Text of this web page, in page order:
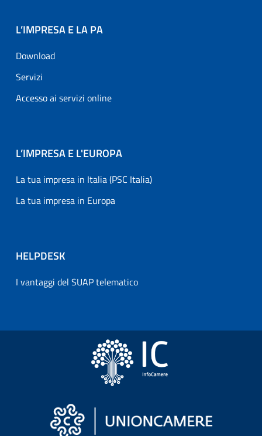
L’IMPRESA E LA PA
Download
Servizi
Accesso ai servizi online
L’IMPRESA E L'EUROPA
La tua impresa in Italia (PSC Italia)
La tua impresa in Europa
HELPDESK
I vantaggi del SUAP telematico